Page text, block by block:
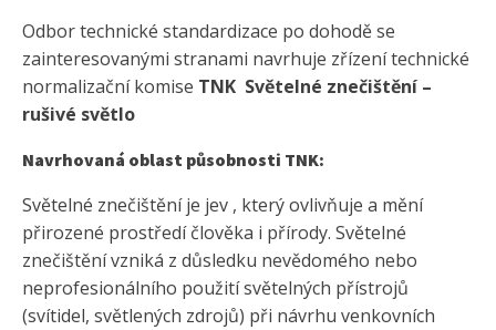
Odbor technické standardizace po dohodě se
zainteresovanými stranami navrhuje zřízení technické
normalizační komise TNK Světelné znečištění –
rušivé světlo
Navrhovaná oblast působnosti TNK:
Světelné znečištění je jev , který ovlivňuje a mění
přirozené prostředí člověka i přírody. Světelné
znečištění vzniká z důsledku nevědomého nebo
neprofesionálního použití světelných přístrojů
(svítidel, světlených zdrojů) při návrhu venkovních